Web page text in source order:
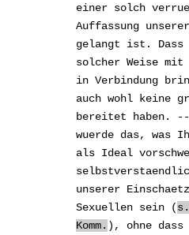
einer solch
Auffassung
gelangt ist.
solcher Weisemit
in Verbindung
auch wohl keine
bereitet haben. --
wuerde das, was
als Ideal
unserer
Sexuellen sein (
Komm. ), ohne dass